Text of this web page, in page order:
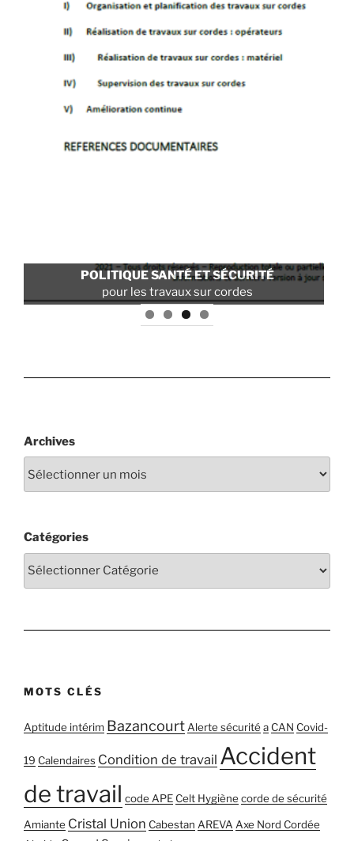
POLITIQUE SANTÉ ET SÉCURITÉ
pour les travaux sur cordes
Archives
Catégories
MOTS CLÉS
Aptitude intérim BazancourtAlerte sécuritéa CAN Covid-
19 Calendaires Condition de travail Accident
de travail code APE Celt Hygiènecorde de sécurité
Amiante Cristal Union Cabestan AREVA Axe Nord Cordée